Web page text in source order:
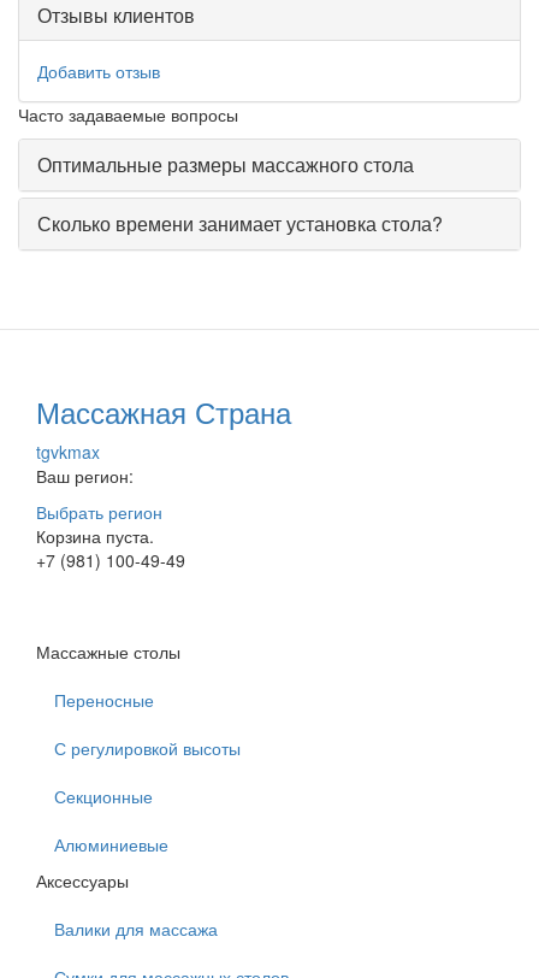
Отзывы клиентов
Добавить отзыв
Часто задаваемые вопросы
Оптимальные размеры массажного стола
Сколько времени занимает установка стола?
Массажная Страна
tgvkmax
Ваш регион:
Выбрать регион
Корзина пуста.
+7 (981) 100-49-49
Массажные столы
Переносные
С регулировкой высоты
Секционные
Алюминиевые
Аксессуары
Валики для массажа